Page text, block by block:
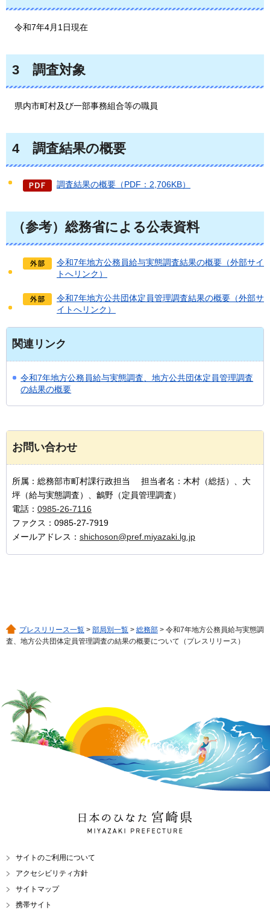
令和7年4月1日現在
3 調査対象
県内市町村及び一部事務組合等の職員
4 調査結果の概要
調査結果の概要（PDF：2,706KB）
（参考）総務省による公表資料
令和7年地方公務員給与実態調査結果の概要（外部サイ
トへリンク）
令和7年地方公共団体定員管理調査結果の概要（外部サ
イトへリンク）
関連リンク
令和7年地方公務員給与実態調査、地方公共団体定員管理調査
の結果の概要
お問い合わせ
所属：総務部市町村課行政担当 担当者名：木村（総括）、大
坪（給与実態調査）、鸙野（定員管理調査）
電話： 0985-26-7116
ファクス：0985-27-7919
メールアドレス： shichoson@pref.miyazaki.lg.jp
プレスリリース一覧 > 部局別一覧 > 総務部 > 令和7年地方公務員給与実態調
査、地方公共団体定員管理調査の結果の概要について（プレスリリース）
日本のひなた 宮崎県
MIYAZAKI PREFECTURE
サイトのご利用について
アクセシビリティ方針
サイトマップ
携帯サイト